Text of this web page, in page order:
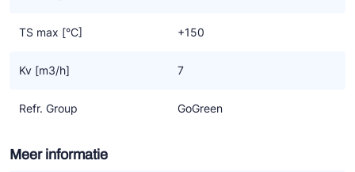
TS max [°C] +150
Kv [m3/h] 7
Refr. Group GoGreen
Meer informatie